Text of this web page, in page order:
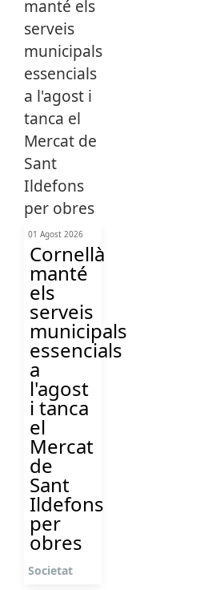
01 Agost 2026
Cornellà
manté
els
serveis
municipals
essencials
a
l'agost
i tanca
el
Mercat
de
Sant
Ildefons
per
obres
Societat